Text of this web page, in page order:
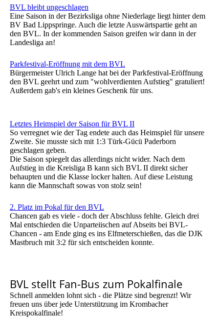
BVL bleibt ungeschlagen
Eine Saison in der Bezirksliga ohne Niederlage liegt hinter dem
BV Bad Lippspringe. Auch die letzte Auswärtspartie geht an
den BVL. In der kommenden Saison greifen wir dann in der
Landesliga an!
Parkfestival-Eröffnung mit dem BVL
Bürgermeister Ulrich Lange hat bei der Parkfestival-Eröffnung
den BVL geehrt und zum "wohlverdienten Aufstieg" gratuliert!
Außerdem gab's ein kleines Geschenk für uns.
Letztes Heimspiel der Saison für BVL II
So verregnet wie der Tag endete auch das Heimspiel für unsere
Zweite. Sie musste sich mit 1:3 Türk-Gücü Paderborn
geschlagen geben.
Die Saison spiegelt das allerdings nicht wider. Nach dem
Aufstieg in die Kreisliga B kann sich BVL II direkt sicher
behaupten und die Klasse locker halten. Auf diese Leistung
kann die Mannschaft sowas von stolz sein!
2. Platz im Pokal für den BVL
Chancen gab es viele - doch der Abschluss fehlte. Gleich drei
Mal entschieden die Unparteiischen auf Abseits bei BVL-
Chancen - am Ende ging es ins Elfmeterschießen, das die DJK
Mastbruch mit 3:2 für sich entscheiden konnte.
BVL stellt Fan-Bus zum Pokalfinale
Schnell anmelden lohnt sich - die Plätze sind begrenzt! Wir
freuen uns über jede Unterstützung im Krombacher
Kreispokalfinale!